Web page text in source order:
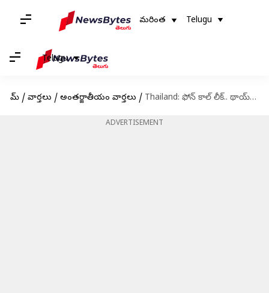
మరింత Telugu
Telugu
హోమ్ / వార్తలు / అంతర్జాతీయం వార్తలు / Thailand: ఫోన్‌ కాల్‌ లీక్.. థాయ్‌లాండ్‌ ప్రధానికి పదవీ గండం..!
ADVERTISEMENT